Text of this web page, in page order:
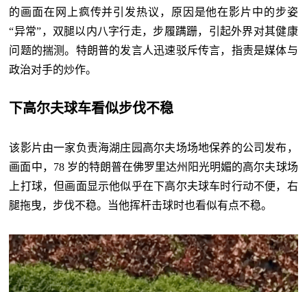
的画面在网上疯传并引发热议，原因是他在影片中的步姿
“异常”，双腿以内八字行走，步履蹒跚，引起外界对其健康
问题的揣测。特朗普的发言人迅速驳斥传言，指责是媒体与
政治对手的炒作。
下高尔夫球车看似步伐不稳
该影片由一家负责海湖庄园高尔夫场场地保养的公司发布，
画面中，78 岁的特朗普在佛罗里达州阳光明媚的高尔夫球场
上打球，但画面显示他似乎在下高尔夫球车时行动不便，右
腿拖曳，步伐不稳。当他挥杆击球时也看似有点不稳。